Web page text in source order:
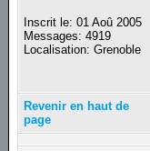
Inscrit le: 01 Aoû 2005
Messages: 4919
Localisation: Grenoble
Revenir en haut de
page